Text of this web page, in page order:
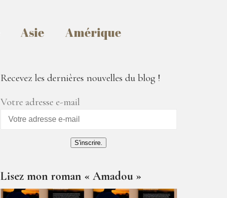
Asie Amérique
Recevez les dernières nouvelles du blog !
Votre adresse e-mail
S'inscrire.
Lisez mon roman « Amadou »